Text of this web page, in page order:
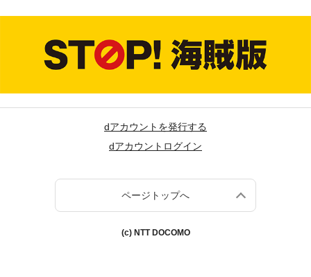
dアカウントを発行する
dアカウントログイン
ページトップへ
(c) NTT DOCOMO